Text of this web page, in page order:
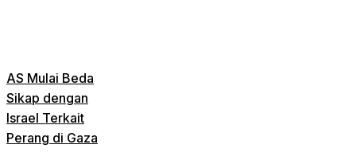
AS Mulai Beda
Sikap dengan
Israel Terkait
Perang di Gaza